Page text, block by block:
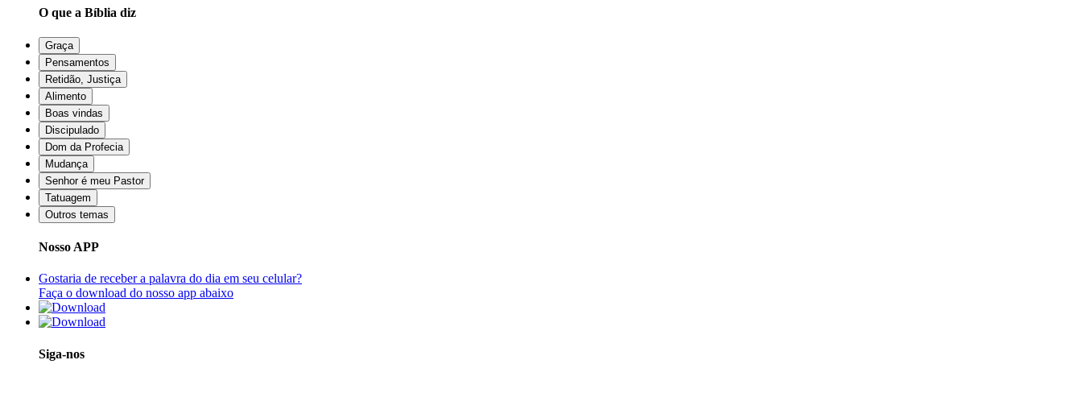
O que a Bíblia diz
Graça
Pensamentos
Retidão, Justiça
Alimento
Boas vindas
Discipulado
Dom da Profecia
Mudança
Senhor é meu Pastor
Tatuagem
Outros temas
Nosso APP
Gostaria de receber a palavra do dia em seu celular?
Faça o download do nosso app abaixo
Siga-nos